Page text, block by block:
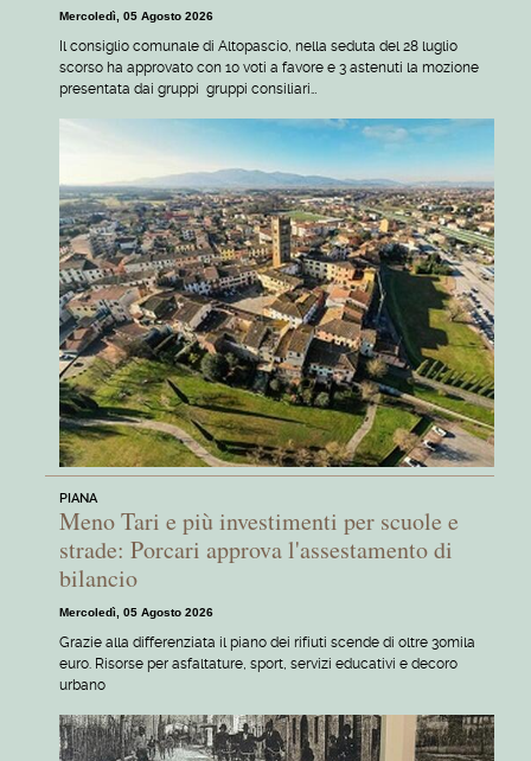
Mercoledì, 05 Agosto 2026
Il consiglio comunale di Altopascio, nella seduta del 28 luglio
scorso ha approvato con 10 voti a favore e 3 astenuti la mozione
presentata dai gruppi gruppi consiliari…
PIANA
Meno Tari e più investimenti per scuole e
strade: Porcari approva l'assestamento di
bilancio
Mercoledì, 05 Agosto 2026
Grazie alla differenziata il piano dei rifiuti scende di oltre 30mila
euro. Risorse per asfaltature, sport, servizi educativi e decoro
urbano